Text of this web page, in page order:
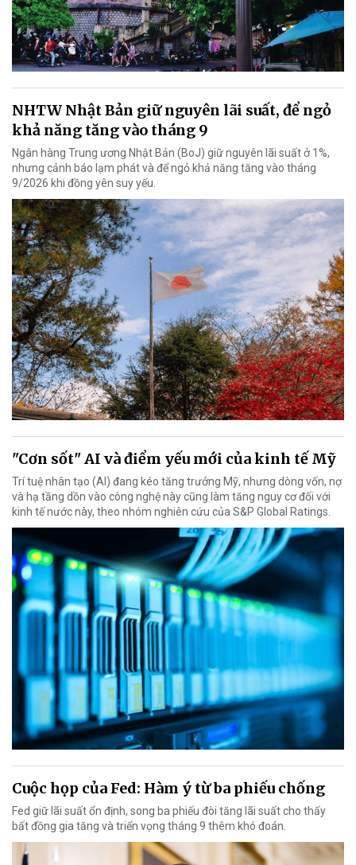
NHTW Nhật Bản giữ nguyên lãi suất, để ngỏ
khả năng tăng vào tháng 9
Ngân hàng Trung ương Nhật Bản (BoJ) giữ nguyên lãi suất ở 1%,
nhưng cảnh báo lạm phát và để ngỏ khả năng tăng vào tháng
9/2026 khi đồng yên suy yếu.
"Cơn sốt" AI và điểm yếu mới của kinh tế Mỹ
Trí tuệ nhân tạo (AI) đang kéo tăng trưởng Mỹ, nhưng dòng vốn, nợ
và hạ tầng dồn vào công nghệ này cũng làm tăng nguy cơ đối với
kinh tế nước này, theo nhóm nghiên cứu của S&P Global Ratings.
Cuộc họp của Fed: Hàm ý từ ba phiếu chống
Fed giữ lãi suất ổn định, song ba phiếu đòi tăng lãi suất cho thấy
bất đồng gia tăng và triển vọng tháng 9 thêm khó đoán.